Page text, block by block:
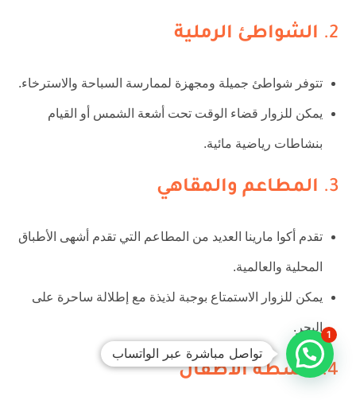
2. الشواطئ الرملية
تتوفر شواطئ جميلة ومجهزة لممارسة السباحة والاسترخاء.
يمكن للزوار قضاء الوقت تحت أشعة الشمس أو القيام
بنشاطات رياضية مائية.
3. المطاعم والمقاهي
تقدم أكوا مارينا العديد من المطاعم التي تقدم أشهى الأطباق
المحلية والعالمية.
يمكن للزوار الاستمتاع بوجبة لذيذة مع إطلالة ساحرة على
البحر.
4. أنشطة الأطفال
تواصل مباشرة عبر الواتساب
1